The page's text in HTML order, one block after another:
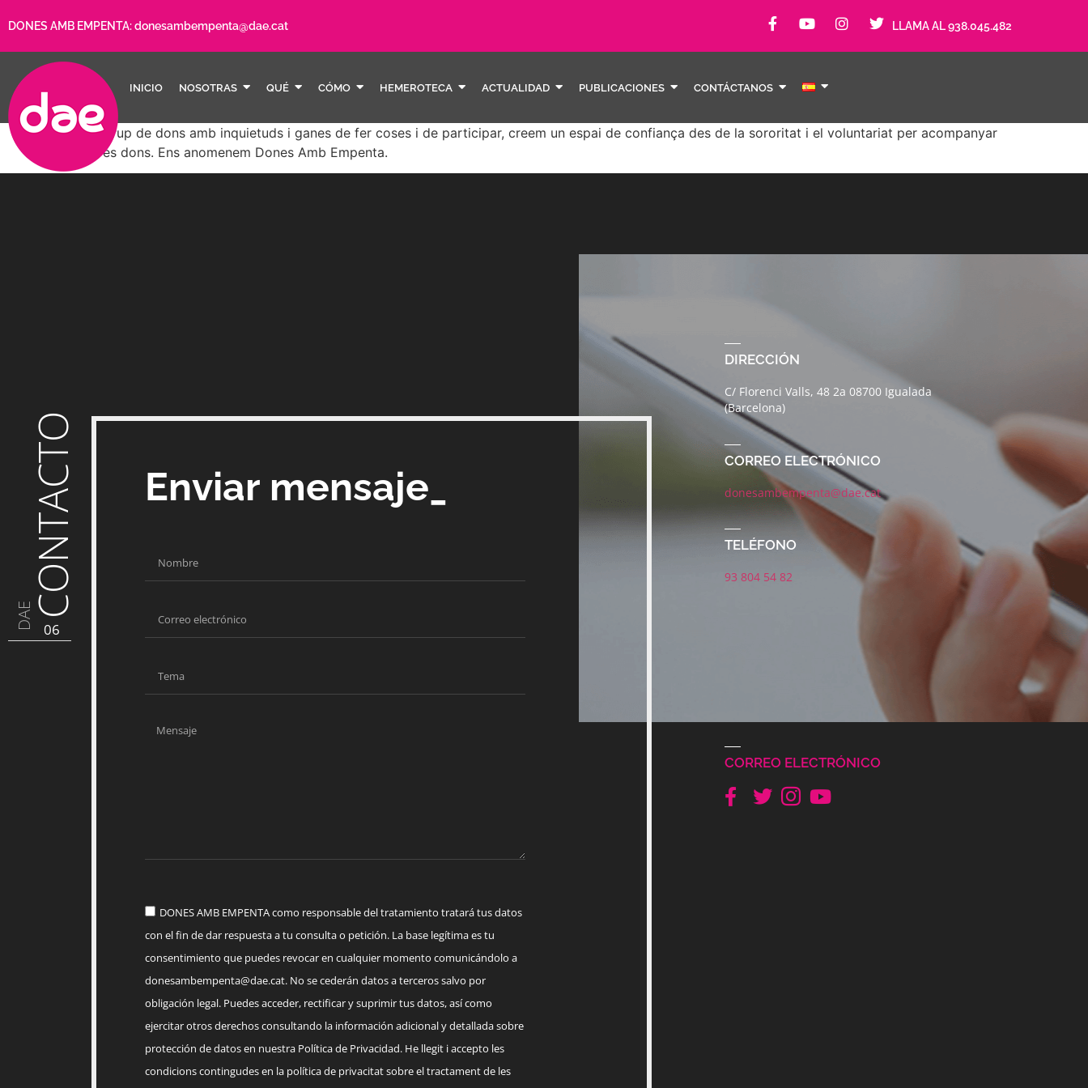
DONES AMB EMPENTA:donesambempenta@dae.cat LLAMA AL 938.045.482
INICIO NOSOTRAS QUÉ CÓMO HEMEROTECA ACTUALIDAD PUBLICACIONES CONTÁCTANOS
Un grup de dons amb inquietuds i ganes de fer coses i de participar, creem un espai de confiança des de la sororitat i el voluntariat per acompanyar
altres dons. Ens anomenem Dones Amb Empenta.
DAE CONTACTO
06
Enviar mensaje_
DONES AMB EMPENTA como responsable del tratamiento tratará tus datos
con el fin de dar respuesta a tu consulta o petición. La base legítima es tu
consentimiento que puedes revocar en cualquier momento comunicándolo a
donesambempenta@dae.cat. No se cederán datos a terceros salvo por
obligación legal. Puedes acceder, rectificar y suprimir tus datos, así como
ejercitar otros derechos consultando la información adicional y detallada sobre
protección de datos en nuestra Política de Privacidad. He llegit i accepto les
condicions contingudes en la política de privacitat sobre el tractament de les
DIRECCIÓN
C/ Florenci Valls, 48 2a 08700 Igualada
(Barcelona)
CORREO ELECTRÓNICO
donesambempenta@dae.cat
TELÉFONO
93 804 54 82
CORREO ELECTRÓNICO